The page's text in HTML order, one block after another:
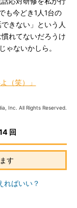
も今どき1人1台の
きない」という人
れてないだろうけ
ゃないかしら。
（笑）」
Inc. All Rights Reserved.
回
す
ればいい？